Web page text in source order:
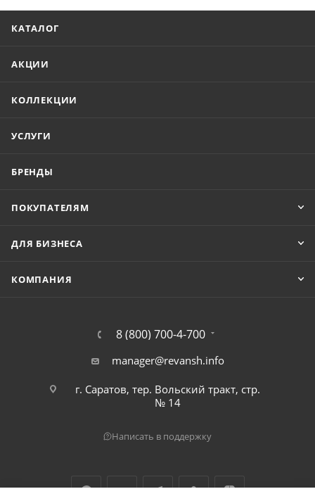
КАТАЛОГ
АКЦИИ
КОЛЛЕКЦИИ
УСЛУГИ
БРЕНДЫ
ПОКУПАТЕЛЯМ
ДЛЯ БИЗНЕСА
КОМПАНИЯ
8 (800) 700-4-700
manager@revansh.info
г. Саратов, тер. Вольский тракт, стр.
№ 14
Написать в поддержку